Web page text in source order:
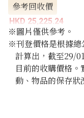
參考回收價
HKD 25,225.24
※圖片僅供參考。
※刊登價格是根據總
計算出，截至29/
目前的收購價格
動、物品的保存狀